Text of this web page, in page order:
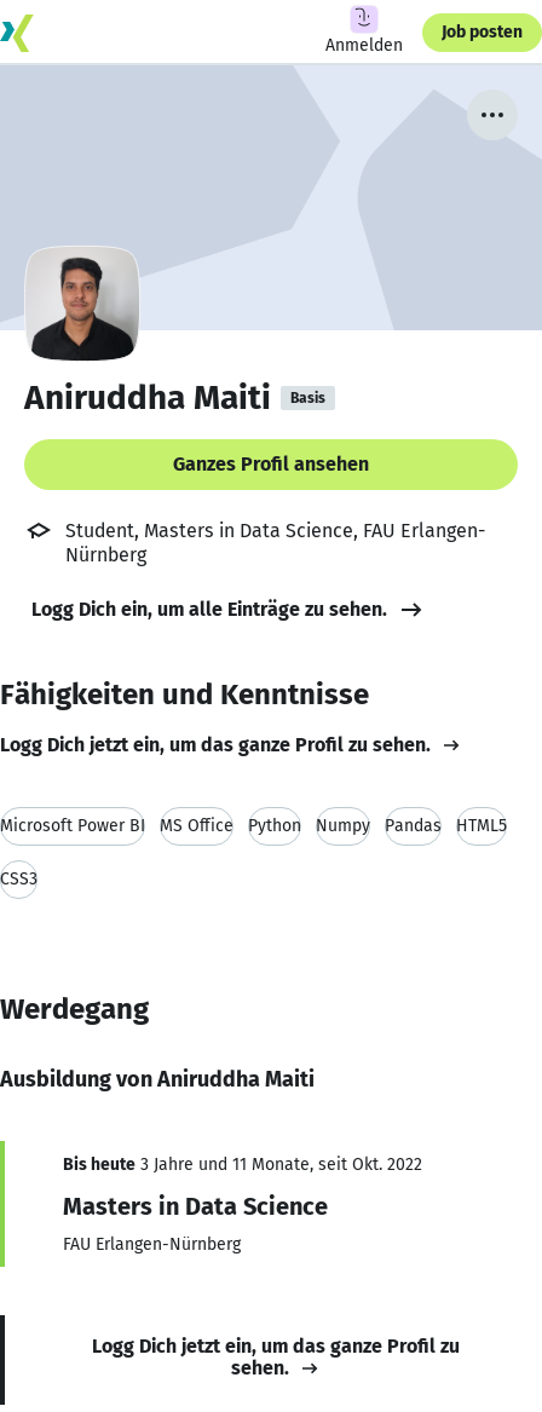
Anmelden
Job posten
Aniruddha Maiti Basis
Ganzes Profil ansehen
Student, Masters in Data Science, FAU Erlangen-
Nürnberg
Logg Dich ein, um alle Einträge zu sehen.
Fähigkeiten und Kenntnisse
Logg Dich jetzt ein, um das ganze Profil zu sehen.
Microsoft Power BI MS Office Python Numpy Pandas HTML5
CSS3
Werdegang
Ausbildung von Aniruddha Maiti
Bis heute 3 Jahre und 11 Monate, seit Okt. 2022
Masters in Data Science
FAU Erlangen-Nürnberg
Logg Dich jetzt ein, um das ganze Profil zu
sehen.